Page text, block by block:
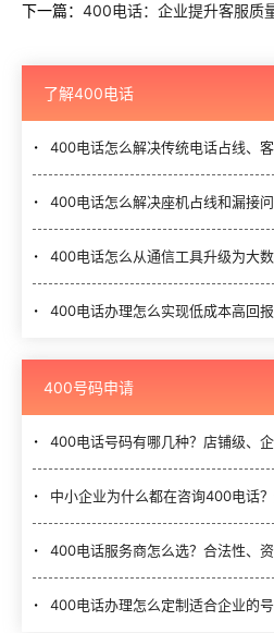
下一篇： 400电话：企业提升客服质
了解400电话
400电话怎么解决传统电话占线、客服
400电话怎么解决座机占线和漏接
400电话怎么从通信工具升级为大数
400电话办理怎么实现低成本高回报
400号码申请
400电话号码有哪几种？店铺级、
中小企业为什么都在咨询400电话
400电话服务商怎么选？合法性、
400电话办理怎么定制适合企业的号